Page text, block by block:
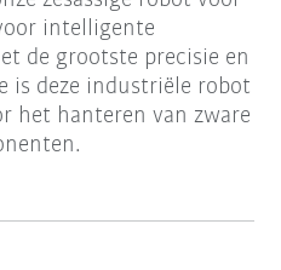
intelligente
de grootste precisie en
is deze industriële robot
het hanteren van zware